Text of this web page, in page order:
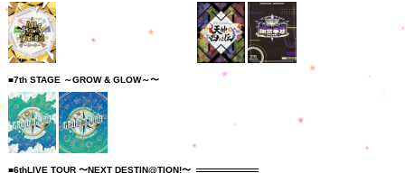
■7th STAGE ～GROW & GLOW～〜
■6thLIVE TOUR 〜NEXT DESTIN@TION!〜